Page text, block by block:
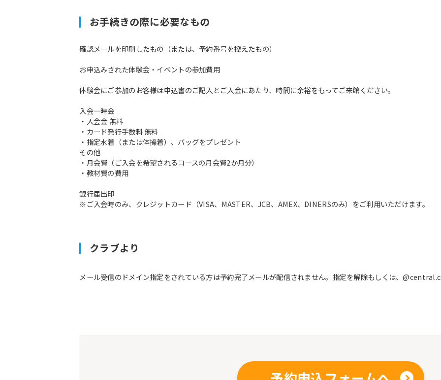
お手続きの際に必要なもの
確認メールを印刷したもの（または、予約番号を控えたもの）
お申込みされた体験会・イベントの参加費用
体験会にご参加のお客様は申込書のご記入とご入金にあたり、時間に余裕をもってご来館ください。
入会一時金
・入会金 無料
・カード発行手数料 無料
・指定水着（または体操着）、バッグをプレゼント
その他
・月会費（ご入会を希望されるコースの月会費2か月分）
・教材費の費用
銀行届出印
※ご入会時のみ、クレジットカード（VISA、MASTER、JCB、AMEX、DINERSのみ）をご利用いただけます。
クラブより
メール受信のドメイン指定をされている方は予約完了メールが配信されません。指定を解除もしくは、
original content. We ask that you